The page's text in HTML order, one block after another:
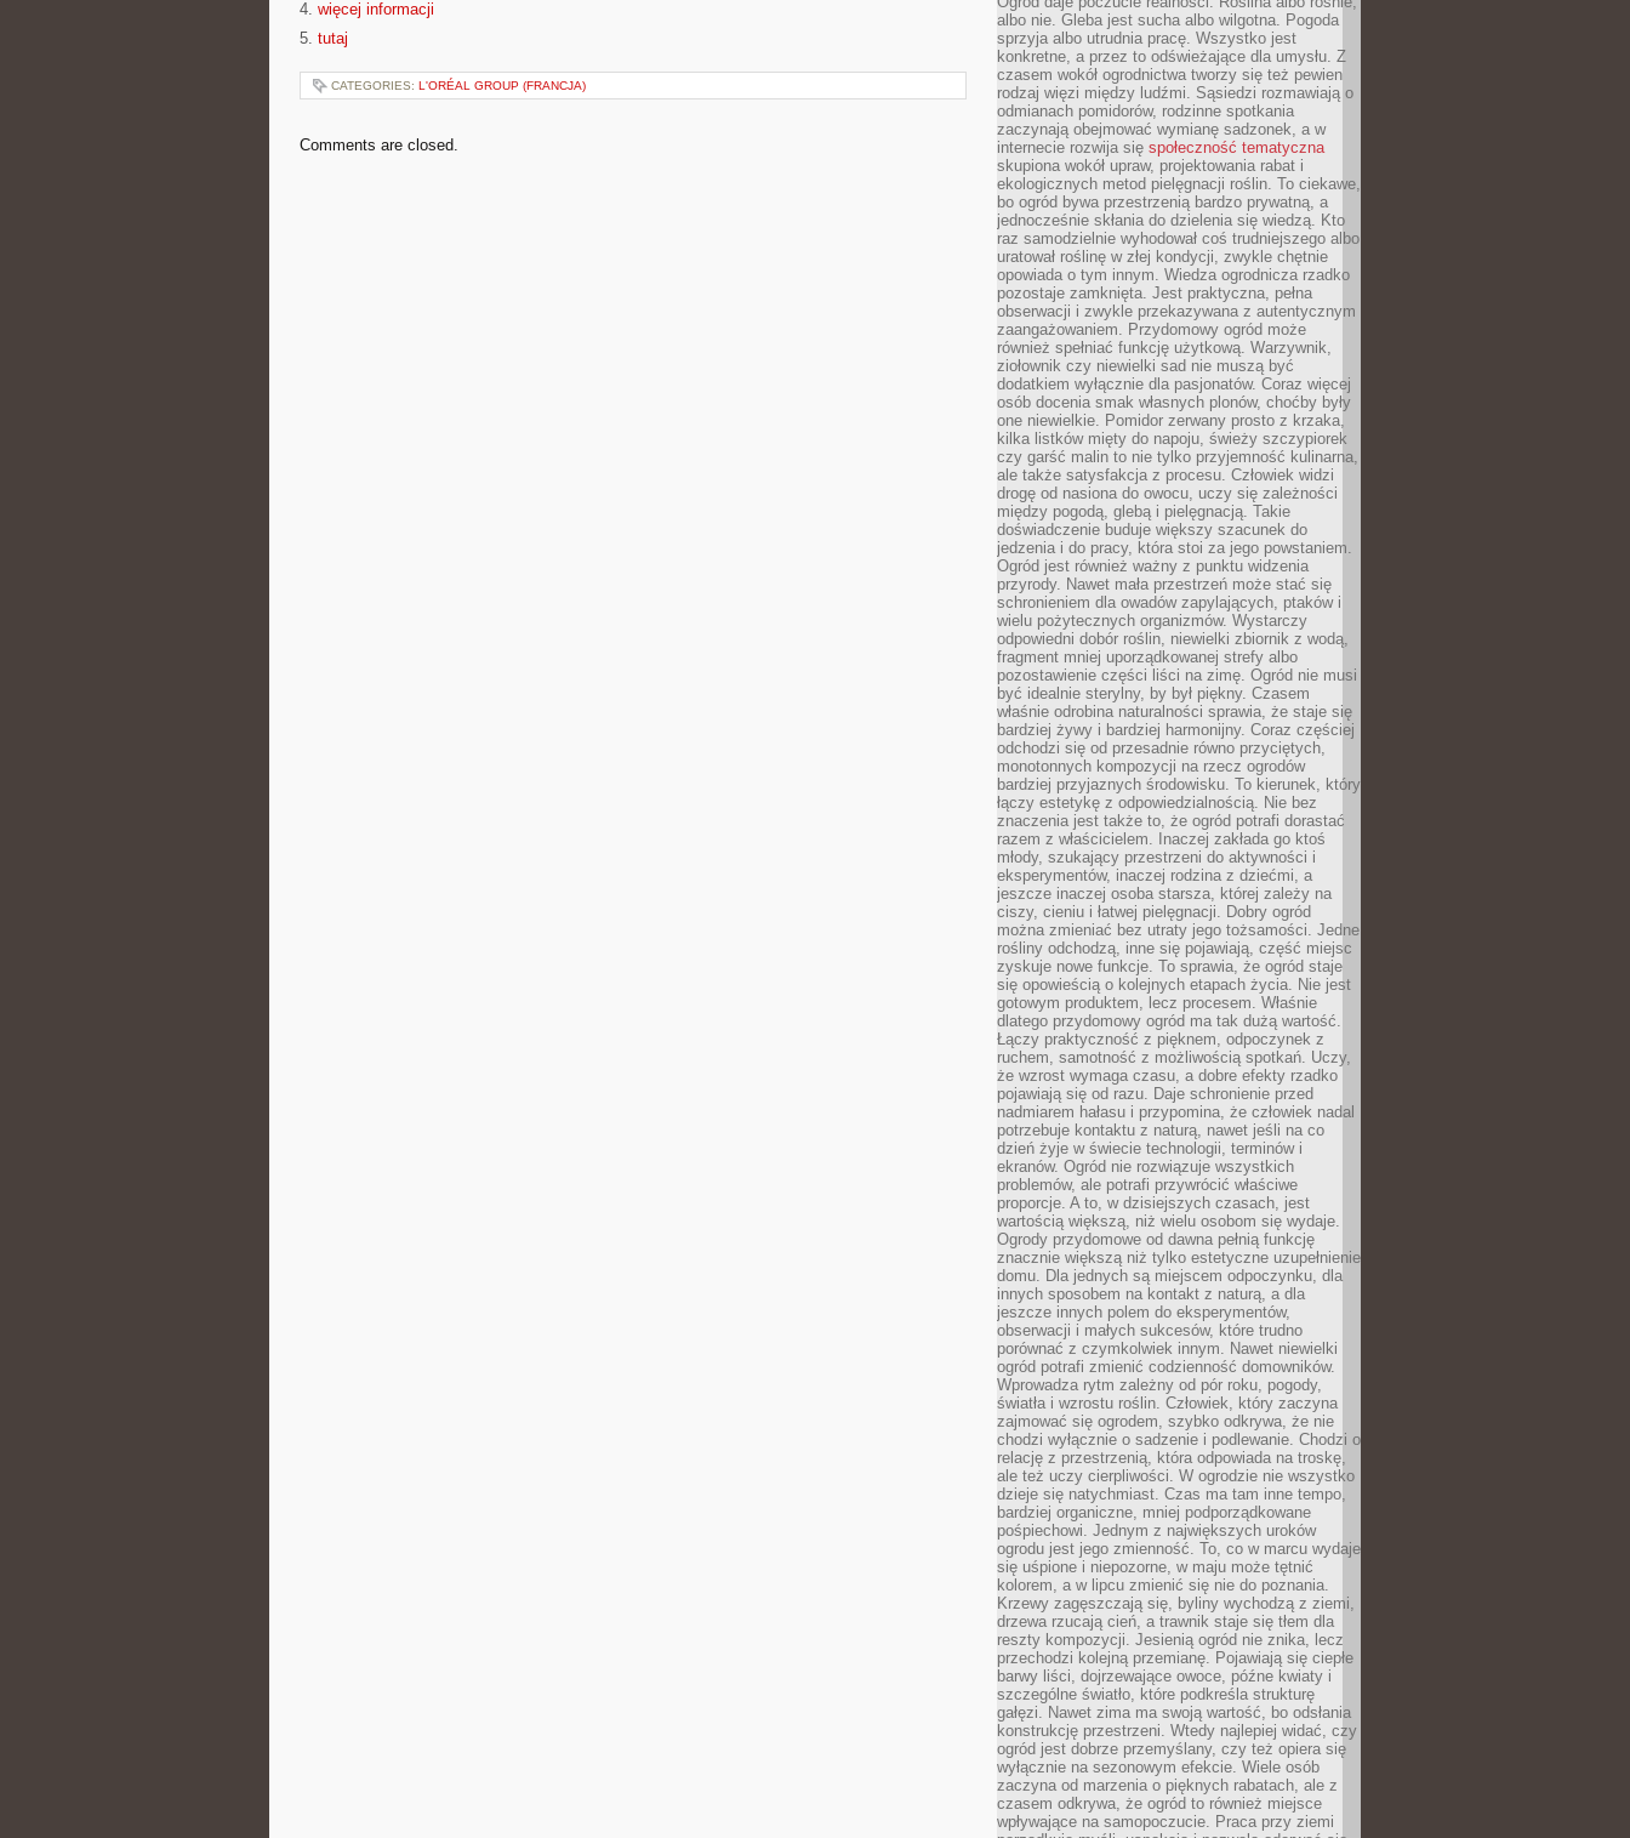
4. więcej informacji
5. tutaj
CATEGORIES: L'ORÉAL GROUP (FRANCJA)
Comments are closed.
albo nie. Gleba jest sucha albo wilgotna. Pogoda
sprzyja albo utrudnia pracę. Wszystko jest
konkretne, a przez to odświeżające dla umysłu. Z
czasem wokół ogrodnictwa tworzy się też pewien
rodzaj więzi między ludźmi. Sąsiedzi rozmawiają o
odmianach pomidorów, rodzinne spotkania
zaczynają obejmować wymianę sadzonek, a w
internecie rozwija się społeczność tematyczna
skupiona wokół upraw, projektowania rabat i
ekologicznych metod pielęgnacji roślin. To ciekawe,
bo ogród bywa przestrzenią bardzo prywatną, a
jednocześnie skłania do dzielenia się wiedzą. Kto
raz samodzielnie wyhodował coś trudniejszego albo
uratował roślinę w złej kondycji, zwykle chętnie
opowiada o tym innym. Wiedza ogrodnicza rzadko
pozostaje zamknięta. Jest praktyczna, pełna
obserwacji i zwykle przekazywana z autentycznym
zaangażowaniem. Przydomowy ogród może
również spełniać funkcję użytkową. Warzywnik,
ziołownik czy niewielki sad nie muszą być
dodatkiem wyłącznie dla pasjonatów. Coraz więcej
osób docenia smak własnych plonów, choćby były
one niewielkie. Pomidor zerwany prosto z krzaka,
kilka listków mięty do napoju, świeży szczypiorek
czy garść malin to nie tylko przyjemność kulinarna,
ale także satysfakcja z procesu. Człowiek widzi
drogę od nasiona do owocu, uczy się zależności
między pogodą, glebą i pielęgnacją. Takie
doświadczenie buduje większy szacunek do
jedzenia i do pracy, która stoi za jego powstaniem.
Ogród jest również ważny z punktu widzenia
przyrody. Nawet mała przestrzeń może stać się
schronieniem dla owadów zapylających, ptaków i
wielu pożytecznych organizmów. Wystarczy
odpowiedni dobór roślin, niewielki zbiornik z wodą,
fragment mniej uporządkowanej strefy albo
pozostawienie części liści na zimę. Ogród nie musi
być idealnie sterylny, by był piękny. Czasem
właśnie odrobina naturalności sprawia, że staje się
bardziej żywy i bardziej harmonijny. Coraz częściej
odchodzi się od przesadnie równo przyciętych,
monotonnych kompozycji na rzecz ogrodów
bardziej przyjaznych środowisku. To kierunek, który
łączy estetykę z odpowiedzialnością. Nie bez
znaczenia jest także to, że ogród potrafi dorastać
razem z właścicielem. Inaczej zakłada go ktoś
młody, szukający przestrzeni do aktywności i
eksperymentów, inaczej rodzina z dziećmi, a
jeszcze inaczej osoba starsza, której zależy na
ciszy, cieniu i łatwej pielęgnacji. Dobry ogród
można zmieniać bez utraty jego tożsamości. Jedne
rośliny odchodzą, inne się pojawiają, część miejsc
zyskuje nowe funkcje. To sprawia, że ogród staje
się opowieścią o kolejnych etapach życia. Nie jest
gotowym produktem, lecz procesem. Właśnie
dlatego przydomowy ogród ma tak dużą wartość.
Łączy praktyczność z pięknem, odpoczynek z
ruchem, samotność z możliwością spotkań. Uczy,
że wzrost wymaga czasu, a dobre efekty rzadko
pojawiają się od razu. Daje schronienie przed
nadmiarem hałasu i przypomina, że człowiek nadal
potrzebuje kontaktu z naturą, nawet jeśli na co
dzień żyje w świecie technologii, terminów i
ekranów. Ogród nie rozwiązuje wszystkich
problemów, ale potrafi przywrócić właściwe
proporcje. A to, w dzisiejszych czasach, jest
wartością większą, niż wielu osobom się wydaje.
Ogrody przydomowe od dawna pełnią funkcję
znacznie większą niż tylko estetyczne uzupełnienie
domu. Dla jednych są miejscem odpoczynku, dla
innych sposobem na kontakt z naturą, a dla
jeszcze innych polem do eksperymentów,
obserwacji i małych sukcesów, które trudno
porównać z czymkolwiek innym. Nawet niewielki
ogród potrafi zmienić codzienność domowników.
Wprowadza rytm zależny od pór roku, pogody,
światła i wzrostu roślin. Człowiek, który zaczyna
zajmować się ogrodem, szybko odkrywa, że nie
chodzi wyłącznie o sadzenie i podlewanie. Chodzi o
relację z przestrzenią, która odpowiada na troskę,
ale też uczy cierpliwości. W ogrodzie nie wszystko
dzieje się natychmiast. Czas ma tam inne tempo,
bardziej organiczne, mniej podporządkowane
pośpiechowi. Jednym z największych uroków
ogrodu jest jego zmienność. To, co w marcu wydaje
się uśpione i niepozorne, w maju może tętnić
kolorem, a w lipcu zmienić się nie do poznania.
Krzewy zagęszczają się, byliny wychodzą z ziemi,
drzewa rzucają cień, a trawnik staje się tłem dla
reszty kompozycji. Jesienią ogród nie znika, lecz
przechodzi kolejną przemianę. Pojawiają się ciepłe
barwy liści, dojrzewające owoce, późne kwiaty i
szczególne światło, które podkreśla strukturę
gałęzi. Nawet zima ma swoją wartość, bo odsłania
konstrukcję przestrzeni. Wtedy najlepiej widać, czy
ogród jest dobrze przemyślany, czy też opiera się
wyłącznie na sezonowym efekcie. Wiele osób
zaczyna od marzenia o pięknych rabatach, ale z
czasem odkrywa, że ogród to również miejsce
wpływające na samopoczucie. Praca przy ziemi